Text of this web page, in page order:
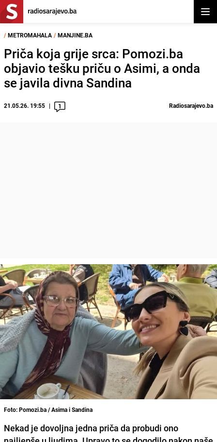
/ METROMAHALA / MANJINE.BA
Priča koja grije srca: Pomozi.ba
objavio tešku priču o Asimi, a onda
se javila divna Sandina
21.05.26. 19:55 1 Radiosarajevo.ba
Foto: Pomozi.ba / Asima i Sandina
Nekad je dovoljna jedna priča da probudi ono